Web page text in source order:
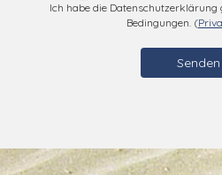
Ihre Rechte respektierend,
des Legislativdekrets Nr. 196/
Informationen einholen wollen
Ihnen gelieferten Daten werden
Diskretion zu garantieren. *Die
obligatorisch für die
Ich habe die Datenschutzerklärung
Bedingungen. (